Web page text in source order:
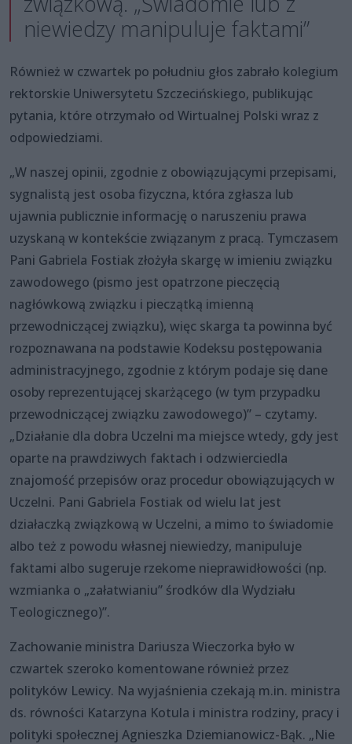
niewiedzy manipuluje faktami”
Również w czwartek po południu głos zabrało kolegium
rektorskie Uniwersytetu Szczecińskiego, publikując
pytania, które otrzymało od Wirtualnej Polski wraz z
odpowiedziami.
„W naszej opinii, zgodnie z obowiązującymi przepisami,
sygnalistą jest osoba fizyczna, która zgłasza lub
ujawnia publicznie informację o naruszeniu prawa
uzyskaną w kontekście związanym z pracą. Tymczasem
Pani Gabriela Fostiak złożyła skargę w imieniu związku
zawodowego (pismo jest opatrzone pieczęcią
nagłówkową związku i pieczątką imienną
przewodniczącej związku), więc skarga ta powinna być
rozpoznawana na podstawie Kodeksu postępowania
administracyjnego, zgodnie z którym podaje się dane
osoby reprezentującej skarżącego (w tym przypadku
przewodniczącej związku zawodowego)” – czytamy.
„Działanie dla dobra Uczelni ma miejsce wtedy, gdy jest
oparte na prawdziwych faktach i odzwierciedla
znajomość przepisów oraz procedur obowiązujących w
Uczelni. Pani Gabriela Fostiak od wielu lat jest
działaczką związkową w Uczelni, a mimo to świadomie
albo też z powodu własnej niewiedzy, manipuluje
faktami albo sugeruje rzekome nieprawidłowości (np.
wzmianka o „załatwianiu” środków dla Wydziału
Teologicznego)”.
Zachowanie ministra Dariusza Wieczorka było w
czwartek szeroko komentowane również przez
polityków Lewicy. Na wyjaśnienia czekają m.in. ministra
ds. równości Katarzyna Kotula i ministra rodziny, pracy i
polityki społecznej Agnieszka Dziemianowicz-Bąk. „Nie